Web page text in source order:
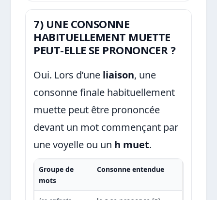
7) UNE CONSONNE
HABITUELLEMENT MUETTE
PEUT-ELLE SE PRONONCER ?
Oui. Lors d’une liaison, une
consonne finale habituellement
muette peut être prononcée
devant un mot commençant par
une voyelle ou un h muet.
Groupe de
mots
Consonne entendue